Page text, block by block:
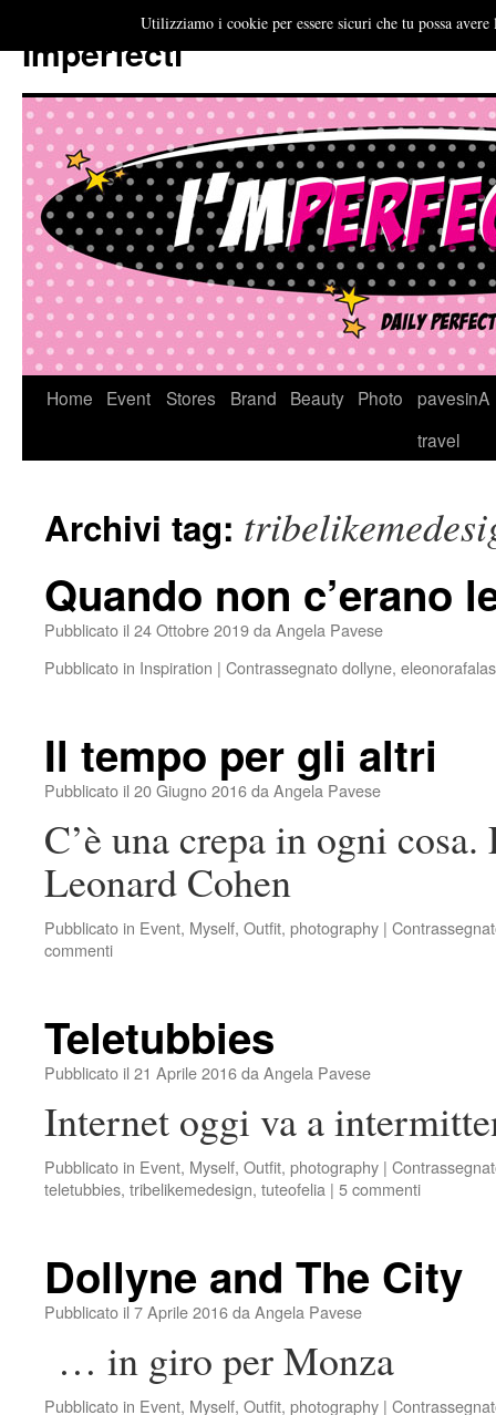
Imperfecti
VaiHome Event Stores Brand Beauty Photo
pavesinA
travel
Archivi tag:
Quando non c’erano
Pubblicato il 24 Ottobre 2019da Angela Pavese
Pubblicato in Inspiration | Contrassegnatodollyne,
Il tempo per gli altri
Pubblicato il 20 Giugno 2016da Angela Pavese
C’è una crepa in ogni
Leonard Cohen
Pubblicato in Event, Myself, Outfit, photography |
commenti
Teletubbies
Pubblicato il 21 Aprile 2016da Angela Pavese
Internet oggi va a
Pubblicato in Event, Myself, Outfit, photography |
teletubbies, tribelikemedesign, tuteofelia | 5 commenti
Dollyne and The City
Pubblicato il 7 Aprile 2016da Angela Pavese
… in giro per Monza
Pubblicato in Event, Myself, Outfit, photography |
Utilizziamo i cookie per essere sicuri che tu possa